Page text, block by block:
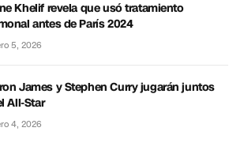
Khelif revela que usó tratamiento
antes de París 2024
5, 2026
James y Stephen Curry jugarán juntos
All-Star
4, 2026